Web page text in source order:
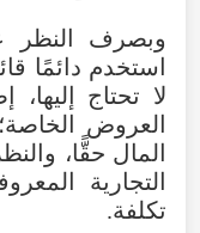
وبصرف النظر
استخدم دائمًا
لا تحتاج
العروض
المال حقًّا،
التجارية
تكلفة.